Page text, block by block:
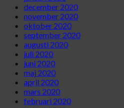
december 2020
november 2020
oktober 2020
september 2020
augusti 2020
juli 2020
juni 2020
maj 2020
april 2020
mars 2020
februari 2020